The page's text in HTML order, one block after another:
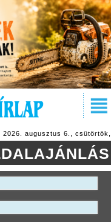
2026. augusztus 6.,